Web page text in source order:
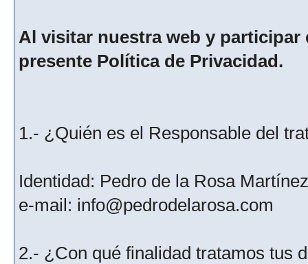
Al visitar nuestra web y
presente Política de Privacidad.
1.- ¿Quién es el Responsable del
Identidad: Pedro de la Rosa Martínez
e-mail: info@pedrodelarosa.com
2.- ¿Con qué finalidad tratamos tus